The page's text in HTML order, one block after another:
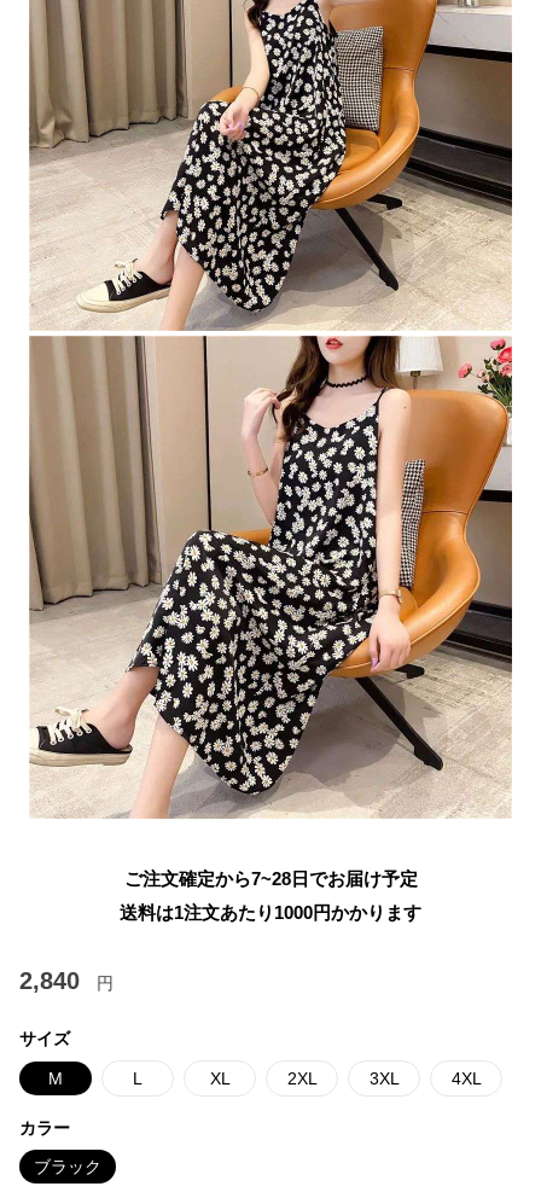
ご注文確定から7~28日でお届け予定
送料は1注文あたり 1000円かかります
2,840 円
サイズ
M L XL 2XL 3XL 4XL
カラー
ブラック